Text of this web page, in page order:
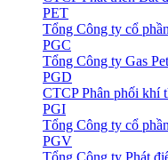
PET
Tổng Công ty cổ
PGC
Tổng Công ty Gas
PGD
CTCP Phân phối khí
PGI
Tổng Công ty cổ
PGV